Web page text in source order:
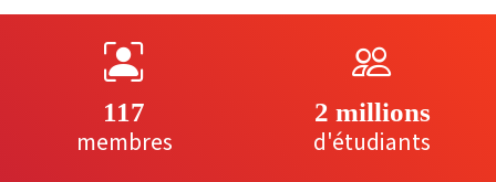
117
membres
2 millions
d'étudiants